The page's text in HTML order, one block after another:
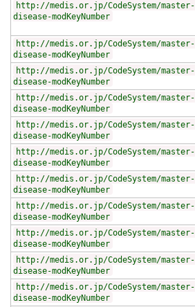
http://medis.or.jp/CodeSystem/master-
disease-modKeyNumber
http://medis.or.jp/CodeSystem/master-
disease-modKeyNumber
http://medis.or.jp/CodeSystem/master-
disease-modKeyNumber
http://medis.or.jp/CodeSystem/master-
disease-modKeyNumber
http://medis.or.jp/CodeSystem/master-
disease-modKeyNumber
http://medis.or.jp/CodeSystem/master-
disease-modKeyNumber
http://medis.or.jp/CodeSystem/master-
disease-modKeyNumber
http://medis.or.jp/CodeSystem/master-
disease-modKeyNumber
http://medis.or.jp/CodeSystem/master-
disease-modKeyNumber
http://medis.or.jp/CodeSystem/master-
disease-modKeyNumber
http://medis.or.jp/CodeSystem/master-
disease-modKeyNumber